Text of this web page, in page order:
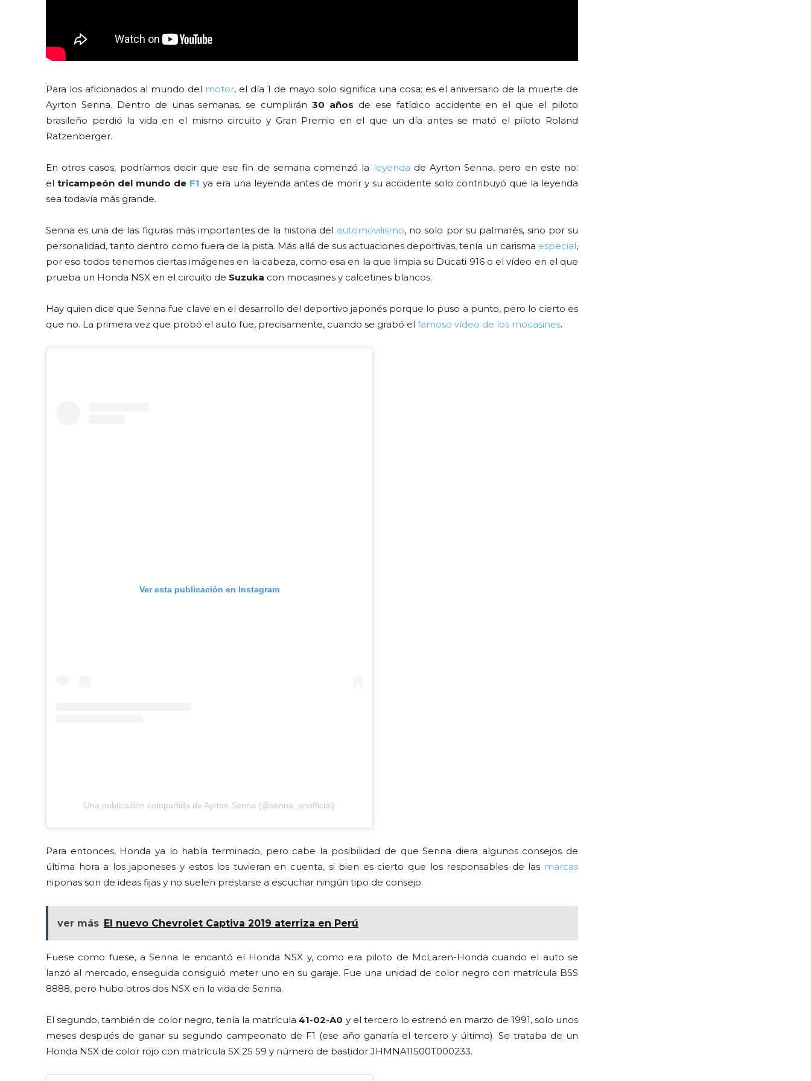
Para los aficionados al mundo del motor, el día 1 de mayo solo significa una cosa: es el aniversario de la muerte de
Ayrton Senna. Dentro de unas semanas, se cumplirán30 años de ese fatídico accidente en el que el piloto
brasileño perdió la vida en el mismo circuito y Gran Premio en el que un día antes se mató el piloto Roland
Ratzenberger.
En otros casos, podríamos decir que ese fin de semana comenzó la leyenda de Ayrton Senna, pero en este no:
el tricampeón del mundo de F1 ya era una leyenda antes de morir y su accidente solo contribuyó que la leyenda
sea todavía más grande.
Senna es una de las figuras más importantes de la historia del automovilismo, no solo por su palmarés, sino por su
personalidad, tanto dentro como fuera de la pista. Más allá de sus actuaciones deportivas, tenía un carisma especial,
por eso todos tenemos ciertas imágenes en la cabeza, como esa en la que limpia su Ducati 916 o el vídeo en el que
prueba un Honda NSX en el circuito de Suzuka con mocasines y calcetines blancos.
Hay quien dice que Senna fue clave en el desarrollo del deportivo japonés porque lo puso a punto, pero lo cierto es
que no. La primera vez que probó el auto fue, precisamente, cuando se grabó el famoso vídeo de los mocasines.
Ver esta publicación en Instagram
Una publicación compartida de Ayrton Senna (@senna_unofficial)
Para entonces, Honda ya lo había terminado, pero cabe la posibilidad de que Senna diera algunos consejos de
última hora a los japoneses y estos los tuvieran en cuenta, si bien es cierto que los responsables de las marcas
niponas son de ideas fijas y no suelen prestarse a escuchar ningún tipo de consejo.
ver más El nuevo Chevrolet Captiva 2019 aterriza en Perú
Fuese como fuese, a Senna le encantó el Honda NSX y, como era piloto de McLaren-Honda cuando el auto se
lanzó al mercado, enseguida consiguió meter uno en su garaje. Fue una unidad de color negro con matrícula BSS
8888, pero hubo otros dos NSX en la vida de Senna.
El segundo, también de color negro, tenía la matrícula41-02-A0 y el tercero lo estrenó en marzo de 1991, solo unos
meses después de ganar su segundo campeonato de F1 (ese año ganaría el tercero y último). Se trataba de un
Honda NSX de color rojo con matrícula SX 25 59 y número de bastidor JHMNA11500T000233.